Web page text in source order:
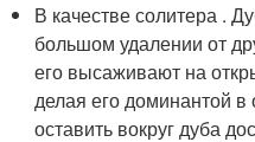
В качестве солитера .
большом удалении от
его высаживают на
делая его доминантой
оставить вокруг дуба